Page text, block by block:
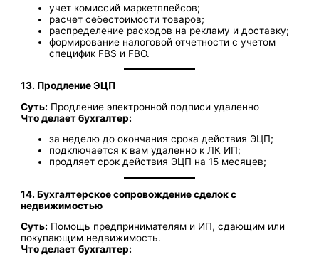
учет комиссий маркетплейсов;
расчет себестоимости товаров;
распределение расходов на рекламу и доставку;
формирование налоговой отчетности с учетом
специфик FBS и FBO.
13. Продление ЭЦП
Суть: Продление электронной подписи удаленно
Что делает бухгалтер:
за неделю до окончания срока действия ЭЦП;
подключается к вам удаленно к ЛК ИП;
продляет срок действия ЭЦП на 15 месяцев;
14. Бухгалтерское сопровождение сделок с
недвижимостью
Суть: Помощь предпринимателям и ИП, сдающим или
покупающим недвижимость.
Что делает бухгалтер: